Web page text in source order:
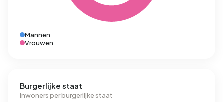
Mannen
Vrouwen
Burgerlijke staat
Inwoners per burgerlijke staat